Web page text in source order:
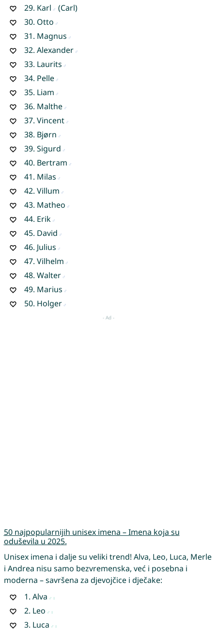
29. Karl
(Carl)
30. Otto
31. Magnus
32. Alexander
33. Laurits
34. Pelle
35. Liam
36. Malthe
37. Vincent
38. Bjørn
39. Sigurd
40. Bertram
41. Milas
42. Villum
43. Matheo
44. Erik
45. David
46. Julius
47. Vilhelm
48. Walter
49. Marius
50. Holger
50 najpopularnijih unisex imena – Imena koja su
oduševila u 2025.
Unisex imena i dalje su veliki trend! Alva, Leo, Luca, Merle
i Andrea nisu samo bezvremenska, već i posebna i
moderna – savršena za djevojčice i dječake:
1. Alva
2. Leo
3. Luca